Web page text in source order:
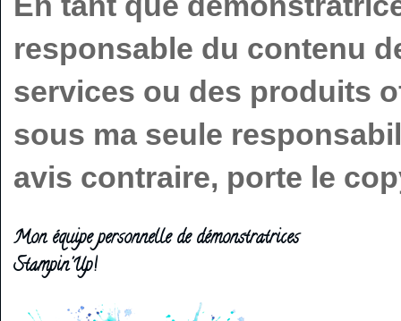
responsable du contenu
services ou des produits
sous ma seule
avis contraire, porte le
Mon équipe personnelle de démonstratrices
Stampin'Up!